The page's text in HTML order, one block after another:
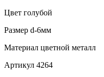
Цвет голубой
Размер d-6мм
Материал цветной металл
Артикул 4264